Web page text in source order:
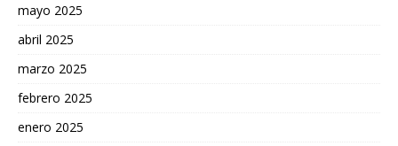
mayo 2025
abril 2025
marzo 2025
febrero 2025
enero 2025